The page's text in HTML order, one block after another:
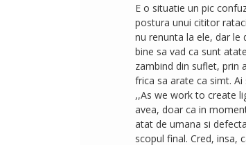
E o situatie un pic
postura unui cititor
nu renunta la ele, dar
bine sa vad ca sunt
zambind din suflet, prin
frica sa arate ca simt.
,,As we work to create
avea, doar ca in
atat de umana si
scopul final. Cred, insa,